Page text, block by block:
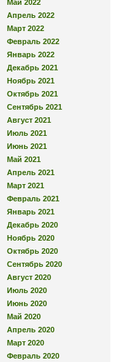
Май 2022
Апрель 2022
Март 2022
Февраль 2022
Январь 2022
Декабрь 2021
Ноябрь 2021
Октябрь 2021
Сентябрь 2021
Август 2021
Июль 2021
Июнь 2021
Май 2021
Апрель 2021
Март 2021
Февраль 2021
Январь 2021
Декабрь 2020
Ноябрь 2020
Октябрь 2020
Сентябрь 2020
Август 2020
Июль 2020
Июнь 2020
Май 2020
Апрель 2020
Март 2020
Февраль 2020